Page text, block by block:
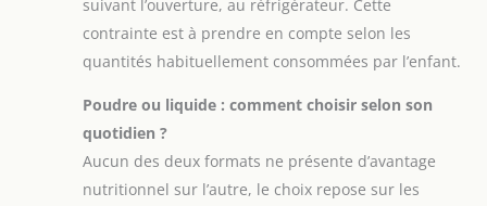
suivant l’ouverture, au réfrigérateur. Cette
contrainte est à prendre en compte selon les
quantités habituellement consommées par l’enfant.
Poudre ou liquide : comment choisir selon son
quotidien ?
Aucun des deux formats ne présente d’avantage
nutritionnel sur l’autre, le choix repose sur les